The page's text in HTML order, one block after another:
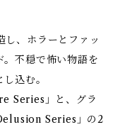
し、ホラーとファッ
。不穏で怖い物語を
込む。
Series」と、グラ
Series」の2